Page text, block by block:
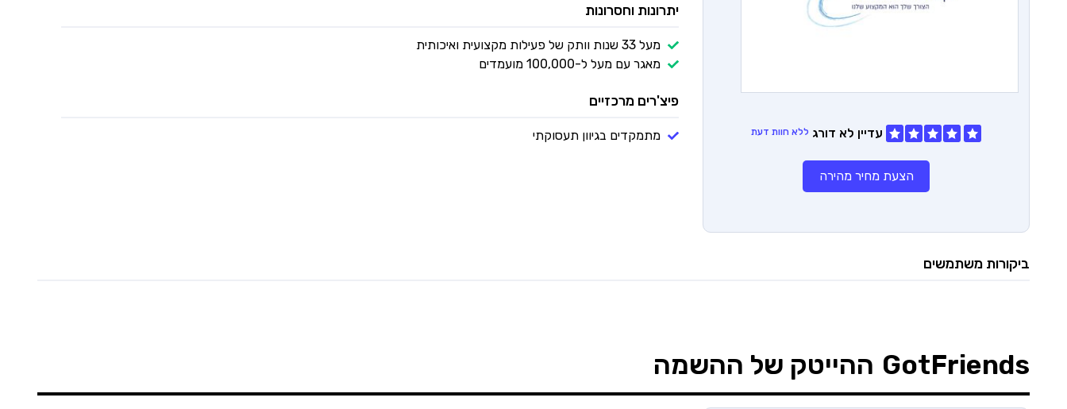
עדיין לא דורג ללא חוות דעת
הצעת מחיר מהירה
יתרונות וחסרונות
מעל 33 שנות וותק של פעילות מקצועית ואיכותית
מאגר עם מעל ל-100,000 מועמדים
פיצ'רים מרכזיים
מתמקדים בגיוון תעסוקתי
ביקורות משתמשים
GotFriends ההייטק של ההשמה